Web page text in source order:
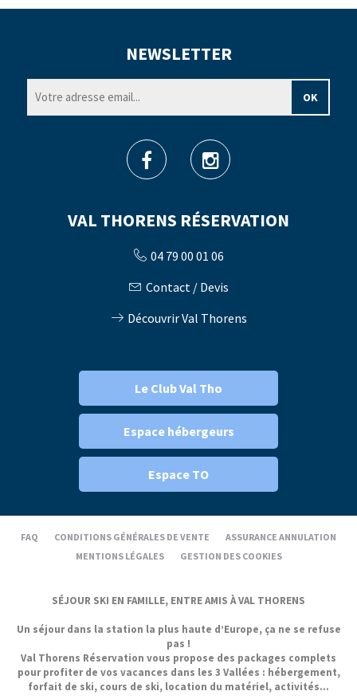
VAL THORENS RÉSERVATION
04 79 00 01 06
Contact / Devis
Découvrir Val Thorens
NEWSLETTER
Le Club Val Tho
Espace hébergeurs
Espace TO
FAQ CONDITIONS GÉNÉRALES DE VENTE
ASSURANCE ANNULATION
MENTIONS LÉGALES
GESTION DES COOKIES
SÉJOUR SKI EN FAMILLE, ENTRE AMIS À VAL THORENS
Un séjour dans la station la plus haute d’Europe, ça ne se refuse
pas !
Val Thorens Réservation vous propose des packages complets
pour profiter de vos vacances dans les 3 Vallées : hébergement,
forfait de ski, cours de ski, location du matériel, activités...